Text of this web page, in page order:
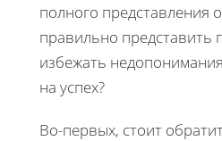
полного представления
правильно представить
избежать
на успех?
Во-первых, стоит